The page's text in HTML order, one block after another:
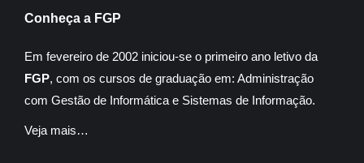
Conheça a FGP
Em fevereiro de 2002 iniciou-se o primeiro ano letivo da
FGP, com os cursos de graduação em: Administração
com Gestão de Informática e Sistemas de Informação.
Veja mais…